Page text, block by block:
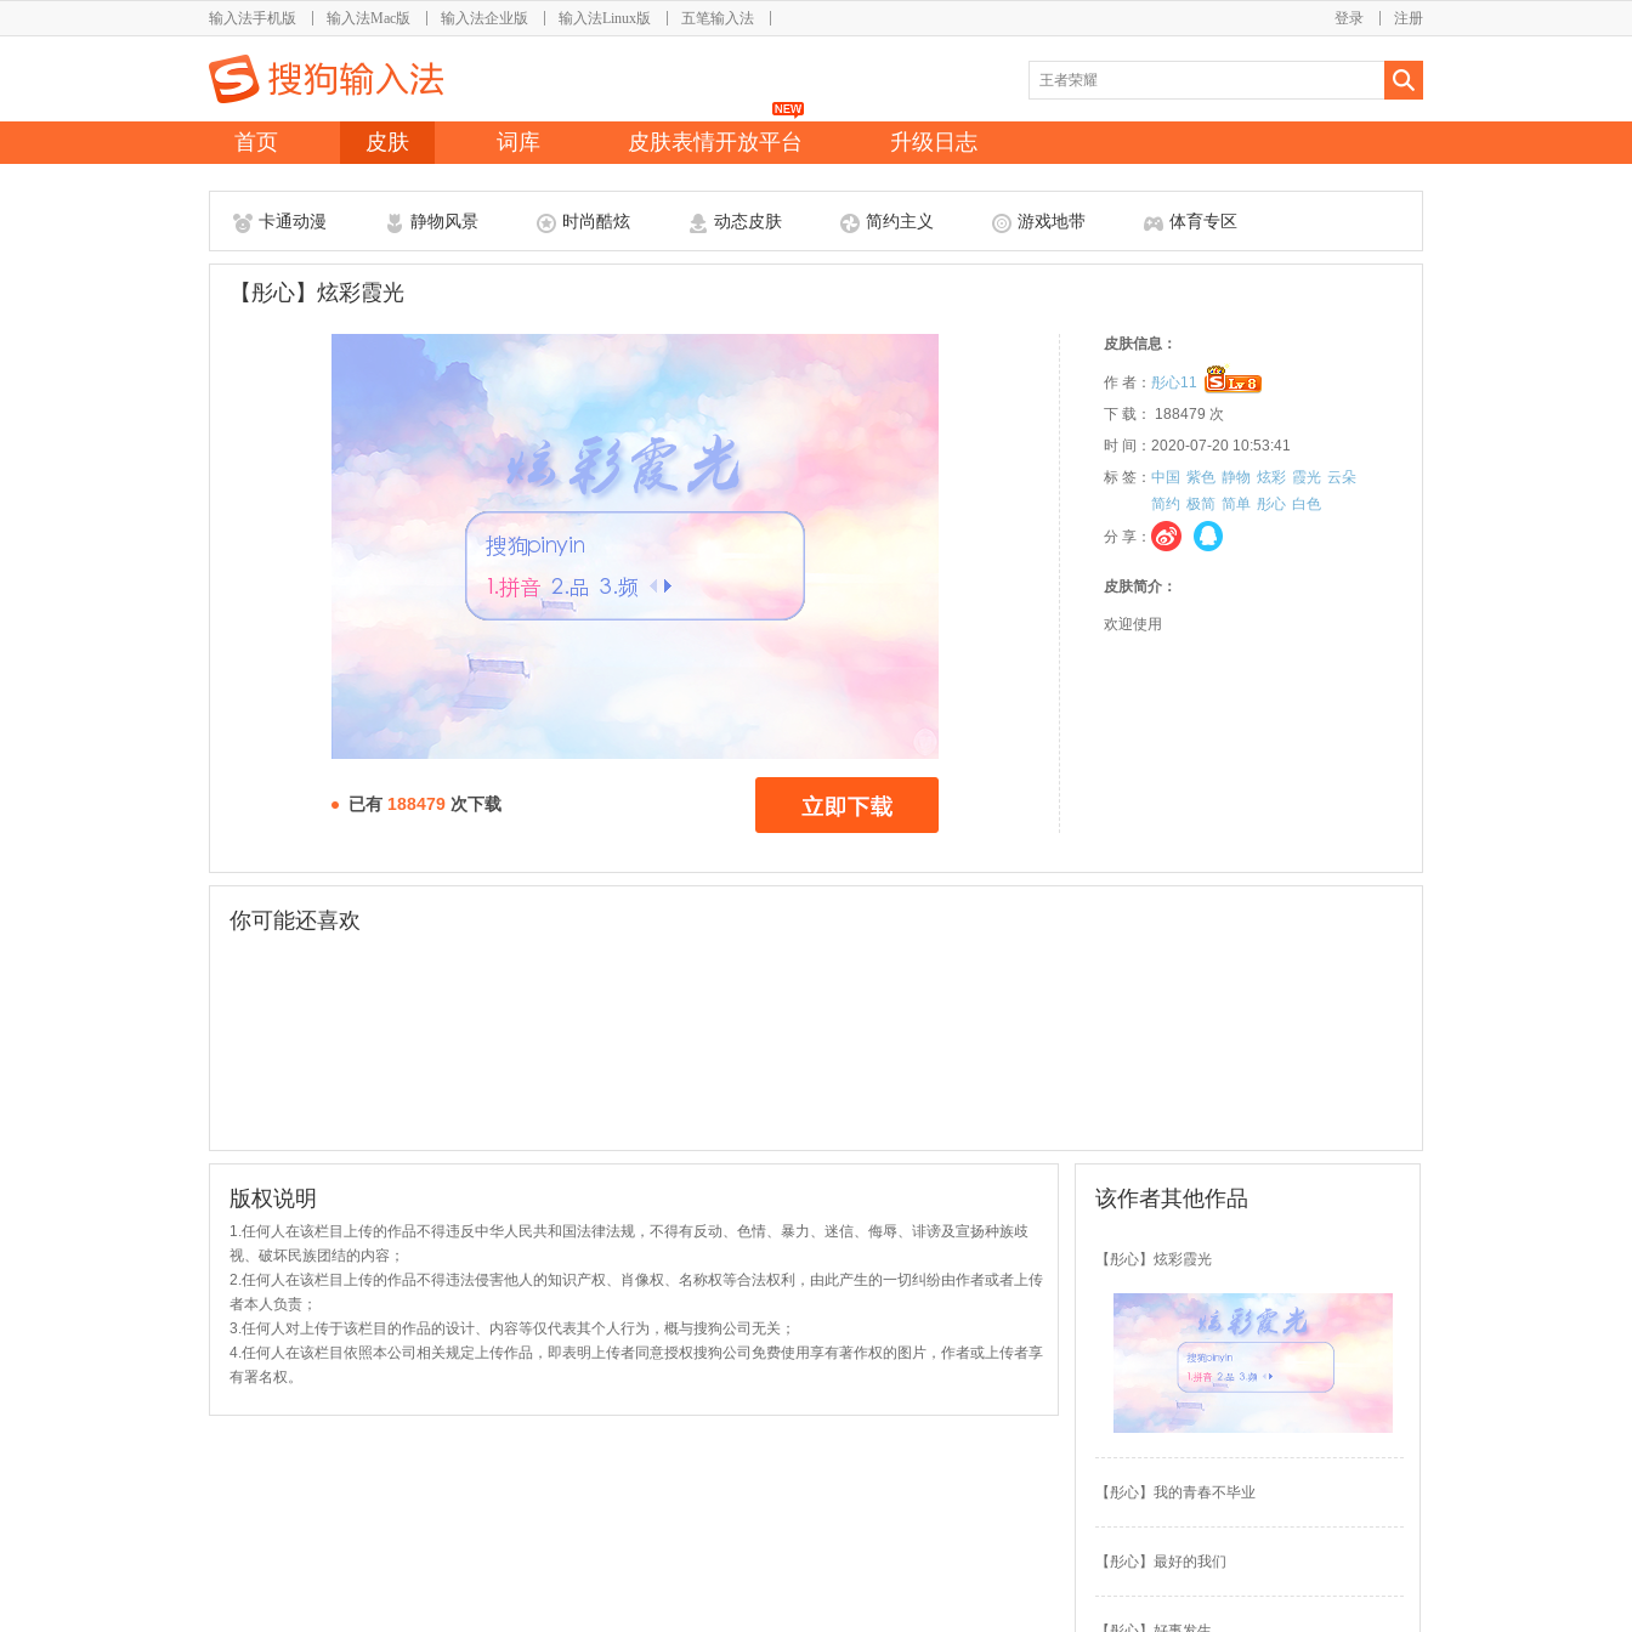
输入法手机版 输入法Mac版 输入法企业版 输入法Linux版 五笔输入法 注册
登录
首页 皮肤 词库 皮肤表情开放平台 升级日志
卡通动漫 静物风景 时尚酷炫 动态皮肤 简约主义 游戏地带 体育专区
【彤心】炫彩霞光
已有 188479 次下载
皮肤信息：
作 者： 彤心11
下 载： 188479 次
时 间：2020-07-20 10:53:41
标 签： 中国 紫色 静物 炫彩 霞光 云朵
简约 极简 简单 彤心 白色
分 享：
皮肤简介：
欢迎使用
你可能还喜欢
版权说明
1.任何人在该栏目上传的作品不得违反中华人民共和国法律法规，不得有反动、色情、暴力、迷信、侮辱、诽谤及宣扬种族歧
视、破坏民族团结的内容；
2.任何人在该栏目上传的作品不得违法侵害他人的知识产权、肖像权、名称权等合法权利，由此产生的一切纠纷由作者或者上传
者本人负责；
3.任何人对上传于该栏目的作品的设计、内容等仅代表其个人行为，概与搜狗公司无关；
4.任何人在该栏目依照本公司相关规定上传作品，即表明上传者同意授权搜狗公司免费使用享有著作权的图片，作者或上传者享
有署名权。
该作者其他作品
【彤心】炫彩霞光
【彤心】我的青春不毕业
【彤心】最好的我们